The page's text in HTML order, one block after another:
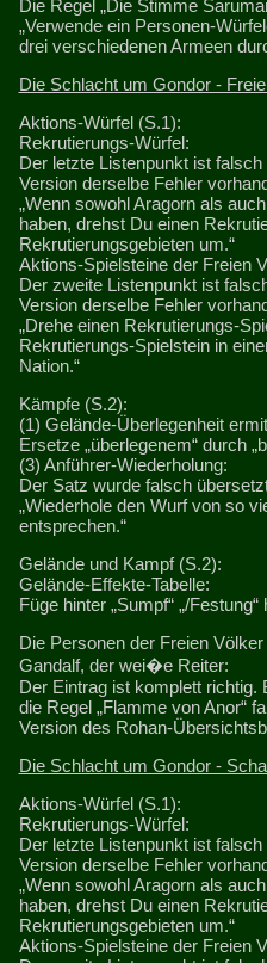
Die Regel „Die Stimme
„Verwende ein Personen-
drei verschiedenen Armeen
Die Schlacht um Gondor -
Aktions-Würfel (S.1):
Rekrutierungs-Würfel:
Der letzte Listenpunkt ist
Version derselbe Fehler
„Wenn sowohl Aragorn als
haben, drehst Du einen
Rekrutierungsgebieten um.“
Aktions-Spielsteine der Freien
Der zweite Listenpunkt ist
Version derselbe Fehler
„Drehe einen Rekrutierungs-
Rekrutierungs-Spielstein in
Nation.“
Kämpfe (S.2):
(1) Gelände-Überlegenheit
Ersetze „überlegenem“ durch
(3) Anführer-Wiederholung:
Der Satz wurde falsch
„Wiederhole den Wurf von so
entsprechen.“
Gelände und Kampf (S.2):
Gelände-Effekte-Tabelle:
Füge hinter „Sumpf“ „/Festung“
Die Personen der Freien
Gandalf, der wei�e Reiter:
Der Eintrag ist komplett richtig.
die Regel „Flamme von Anor“
Version des Rohan-
Die Schlacht um Gondor -
Aktions-Würfel (S.1):
Rekrutierungs-Würfel:
Der letzte Listenpunkt ist
Version derselbe Fehler
„Wenn sowohl Aragorn als
haben, drehst Du einen
Rekrutierungsgebieten um.“
Aktions-Spielsteine der Freien